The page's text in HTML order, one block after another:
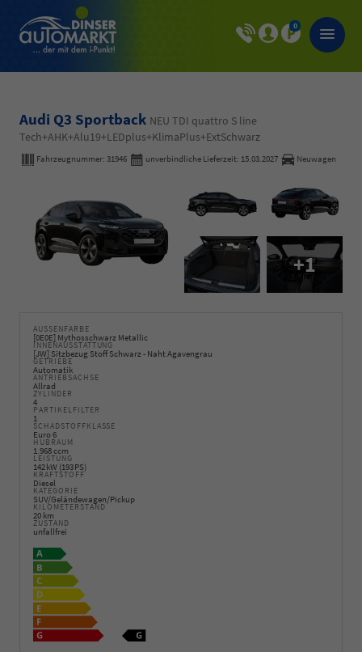
0
Audi Q3 Sportback NEU TDI quattro S line
Tech+AHK+Alu19+LEDplus+KlimaPlus+ExtSchwarz
Fahrzeugnummer: 31946 unverbindliche Lieferzeit: 15.03.2027 Neuwagen
+1
AUSSENFARBE
[0E0E] Mythosschwarz Metallic
INNENAUSSTATTUNG
[JW] Sitzbezug Stoff Schwarz - Naht Agavengrau
GETRIEBE
Automatik
ANTRIEBSACHSE
Allrad
ZYLINDER
4
PARTIKELFILTER
1
SCHADSTOFFKLASSE
Euro 6
HUBRAUM
1.968 ccm
LEISTUNG
142 kW (193 PS)
KRAFTSTOFF
Diesel
KATEGORIE
SUV/Geländewagen/Pickup
KILOMETERSTAND
20 km
ZUSTAND
unfallfrei